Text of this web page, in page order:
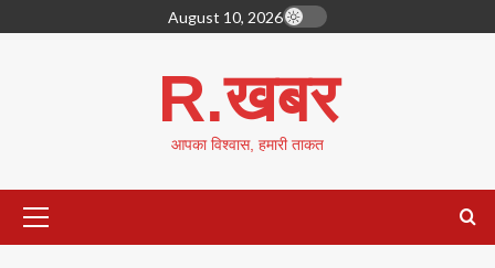
to
August 10, 2026
R.खबर
आपका विश्वास, हमारी ताकत
Menu